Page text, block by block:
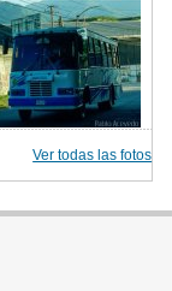
Ver todas las fotos